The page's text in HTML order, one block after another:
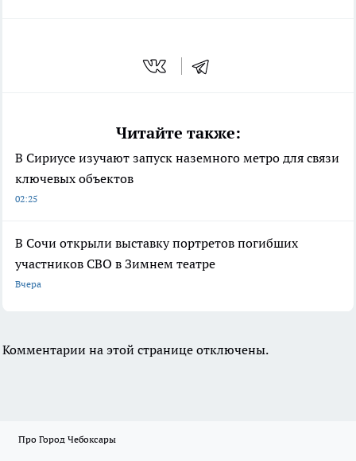
Читайте также:
В Сириусе изучают запуск наземного метро для связи
ключевых объектов
02:25
В Сочи открыли выставку портретов погибших
участников СВО в Зимнем театре
Вчера
Комментарии на этой странице отключены.
Про Город Чебоксары